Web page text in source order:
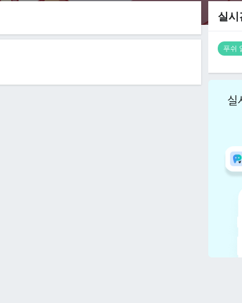
실
푸쉬